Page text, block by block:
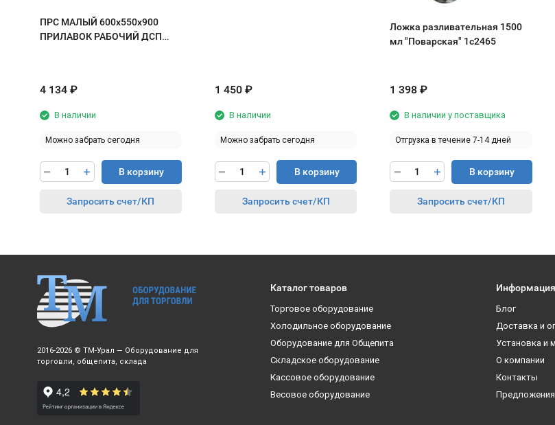
ПРС МАЛЫЙ 600х550х900
ПРИЛАВОК РАБОЧИЙ ДСП
4 134 ₽
В наличии
Можно забрать сегодня
В корзину
Запросить счет/КП
1 450 ₽
В наличии
Можно забрать сегодня
В корзину
Запросить счет/КП
Ложка разливательная 1500
мл "Поварская" 1с2465
1 398 ₽
В наличии у поставщика
Отгрузка в течение 7-14 дней
В корзину
Запросить счет/КП
2016-2026 © ТМ-Урал — Оборудование для
торговли, общепита, склада
Каталог товаров
Торговое оборудование
Холодильное оборудование
Оборудование для Общепита
Складское оборудование
Кассовое оборудование
Весовое оборудование
Информация
Блог
Доставка и
Установка и
О компании
Контакты
Предложения